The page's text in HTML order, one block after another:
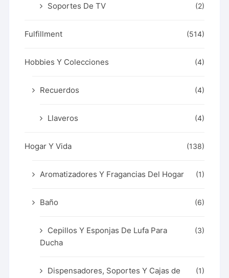
Soportes De TV (2)
Fulfillment (514)
Hobbies Y Colecciones (4)
Recuerdos (4)
Llaveros (4)
Hogar Y Vida (138)
Aromatizadores Y Fragancias Del Hogar (1)
Baño (6)
Cepillos Y Esponjas De Lufa Para
Ducha
(3)
Dispensadores, Soportes Y Cajas de
(1)